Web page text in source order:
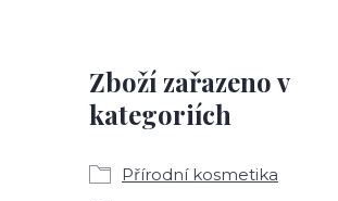
Zboží zařazeno v
kategoriích
Přírodní kosmetika